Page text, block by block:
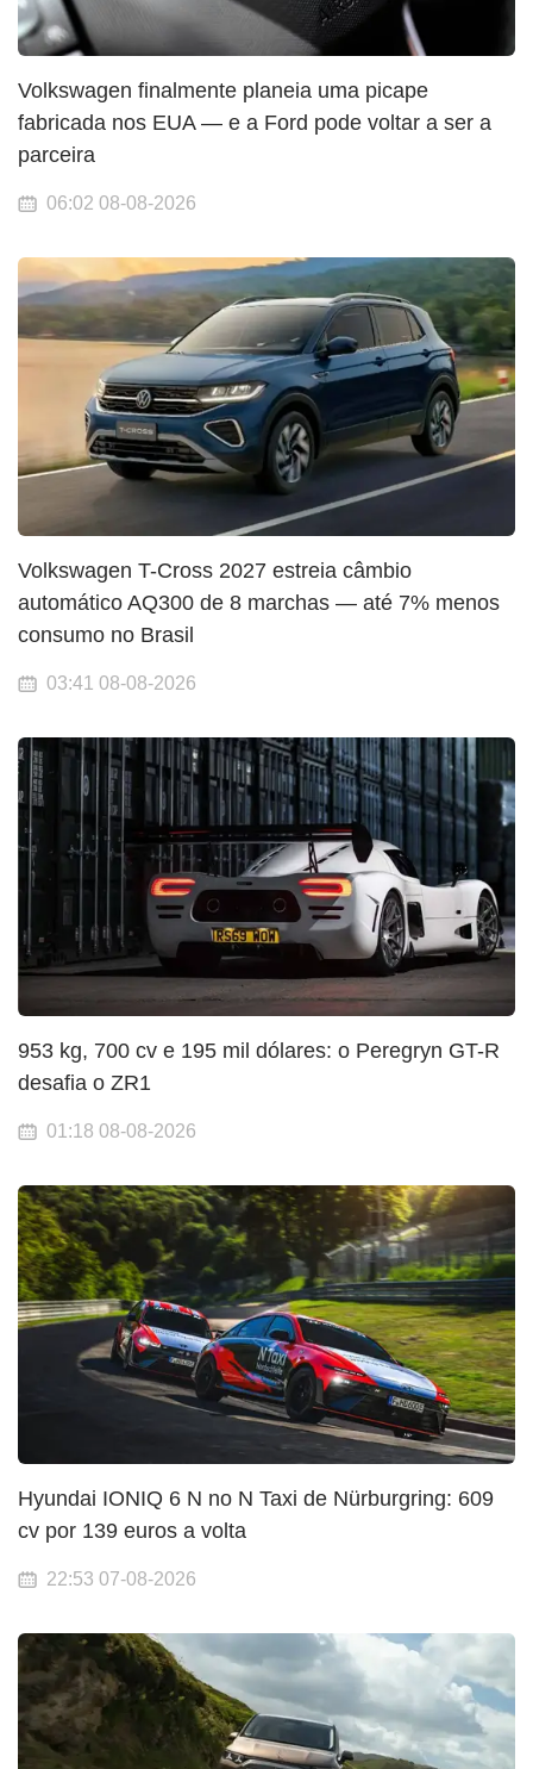
Volkswagen finalmente planeia uma picape
fabricada nos EUA — e a Ford pode voltar a ser a
parceira
06:02 08-08-2026
Volkswagen T-Cross 2027 estreia câmbio
automático AQ300 de 8 marchas — até 7% menos
consumo no Brasil
03:41 08-08-2026
953 kg, 700 cv e 195 mil dólares: o Peregryn GT-R
desafia o ZR1
01:18 08-08-2026
Hyundai IONIQ 6 N no N Taxi de Nürburgring: 609
cv por 139 euros a volta
22:53 07-08-2026